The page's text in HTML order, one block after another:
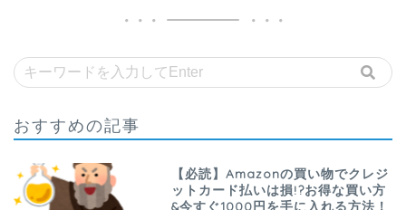
おすすめの記事
【必読】Amazonの買い物でクレジ
ットカード払いは損!?お得な買い方
&今すぐ1000円を手に入れる方法！